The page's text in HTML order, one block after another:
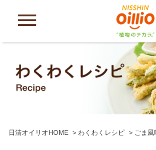
日清オイリオHOME わくわくレシピ ごま